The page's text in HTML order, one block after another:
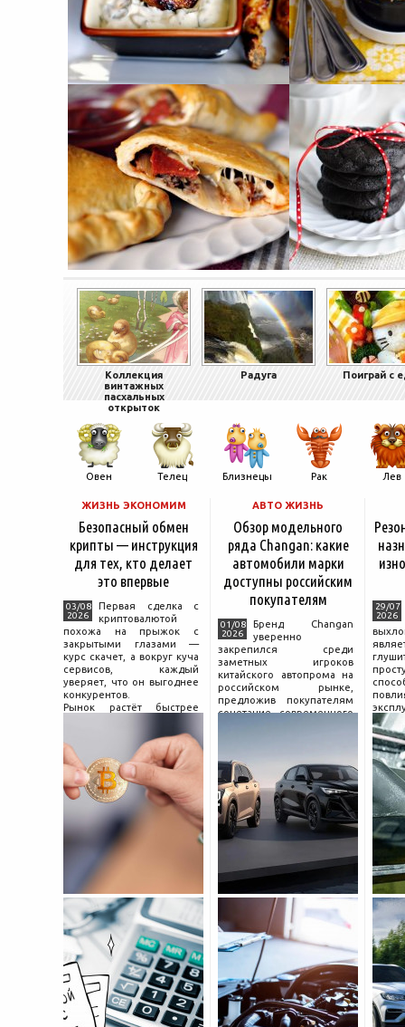
Коллекция
винтажных
пасхальных
открыток
Радуга Поиграй с
Овен Телец Близнецы Рак Лев
ЖИЗНЬ ЭКОНОМИМ
Безопасный обмен
крипты — инструкция
для тех, кто делает
это впервые
03/08
2026
Первая сделка с
криптовалютой
похожа на прыжок с
закрытыми глазами —
курс скачет, а вокруг куча
сервисов, каждый
уверяет, что он выгоднее
конкурентов.
Рынок растёт быстрее
поведения на нём.
Петербургские
криптообменники,
московские
АВТО ЖИЗНЬ
Обзор модельного
ряда Changan: какие
автомобили марки
доступны российским
покупателям
01/08
2026
Бренд Changan
уверенно
закрепился среди
заметных игроков
китайского автопрома на
российском рынке,
предложив покупателям
сочетание современного
насчитывает несколько
десятилетий
29/07
2026
и